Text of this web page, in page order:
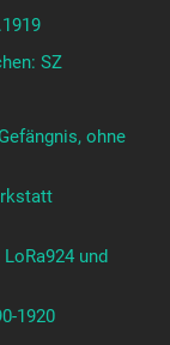
SZ
ohne
und
1920